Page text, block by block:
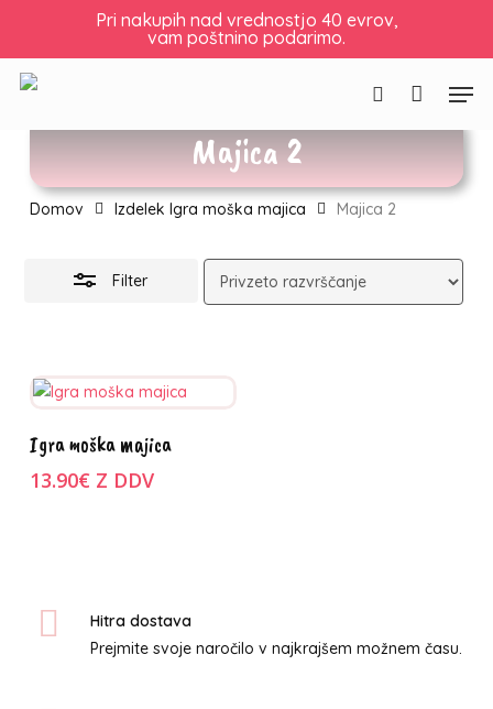
content
Pri nakupih nad vrednostjo 40 evrov,
vam poštnino podarimo.
Košarica košarico
Majica 2
Domov Izdelek Igra moška majica Majica 2
Filter
Izberite
možnosti
izdelek
ima
izberete
na
Igra moška majica
13.90€ Z DDV
Hitra dostava
Prejmite svoje naročilo v najkrajšem možnem času.